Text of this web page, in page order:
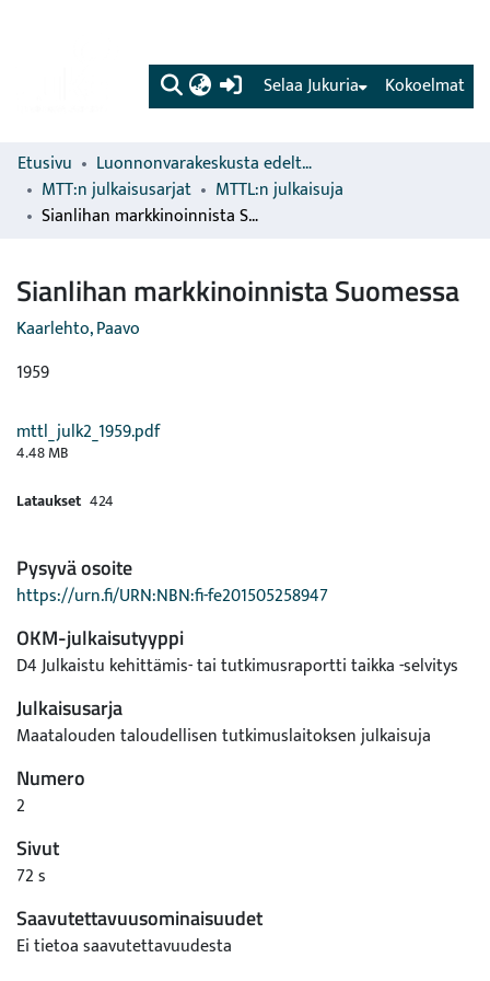
(current) Kokoelmat
Selaa Jukuria
Etusivu
Luonnonvarakeskusta edeltävien organisaatioiden sarjat
MTT:n julkaisusarjat
MTTL:n julkaisuja
Sianlihan markkinoinnista Suomessa
Sianlihan markkinoinnista Suomessa
Kaarlehto, Paavo
1959
mttl_julk2_1959.pdf
4.48 MB
Lataukset 424
Pysyvä osoite
https://urn.fi/URN:NBN:fi-fe201505258947
OKM-julkaisutyyppi
D4 Julkaistu kehittämis- tai tutkimusraportti taikka -selvitys
Julkaisusarja
Maatalouden taloudellisen tutkimuslaitoksen julkaisuja
Numero
2
Sivut
72 s
Saavutettavuusominaisuudet
Ei tietoa saavutettavuudesta